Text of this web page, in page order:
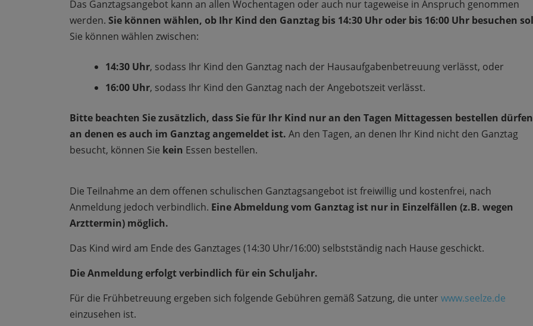
Das Ganztagsangebot kann an allen Wochentagen oder auch nur tageweise in Anspruch genommen
werden. Sie können wählen, ob Ihr Kind den Ganztag bis 14:30 Uhr oder bis 16:00 Uhr besuchen
Sie können wählen zwischen:
14:30 Uhr, sodass Ihr Kind den Ganztag nach der Hausaufgabenbetreuung verlässt, oder
16:00 Uhr, sodass Ihr Kind den Ganztag nach der Angebotszeit verlässt.
Bitte beachten Sie zusätzlich, dass Sie für Ihr Kind nur an den Tagen Mittagessen bestellen
an denen es auch im Ganztag angemeldet ist. An den Tagen, an denen Ihr Kind nicht den Ganztag
besucht, können Sie kein Essen bestellen.
Die Teilnahme an dem offenen schulischen Ganztagsangebot ist freiwillig und kostenfrei, nach
Anmeldung jedoch verbindlich. Eine Abmeldung vom Ganztag ist nur in Einzelfällen (z.B. wegen
Arzttermin) möglich.
Das Kind wird am Ende des Ganztages (14:30 Uhr/16:00) selbstständig nach Hause geschickt.
Die Anmeldung erfolgt verbindlich für ein Schuljahr.
Für die Frühbetreuung ergeben sich folgende Gebühren gemäß Satzung, die unter www.seelze.de
einzusehen ist.